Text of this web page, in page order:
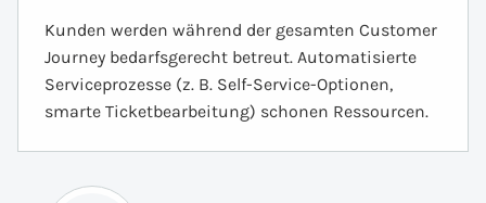
Kunden werden während der gesamten Customer
Journey bedarfsgerecht betreut. Automatisierte
Serviceprozesse (z. B. Self-Service-Optionen,
smarte Ticketbearbeitung) schonen Ressourcen.